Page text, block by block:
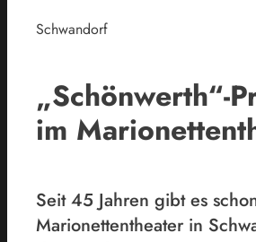
Schwandorf
„Schönwerth“-
im
Seit 45 Jahren gibt es
Marionettentheater in